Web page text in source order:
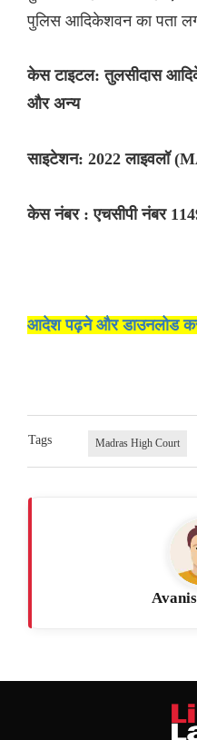
पुलिस आदिकेशवन का पता
केस टाइटल: तुलसीदास
और अन्य
साइटेशन: 2022 लाइवलॉ
केस नंबर : एचसीपी नंबर
आदेश पढ़ने और डाउनलोड
Tags Madras High Court